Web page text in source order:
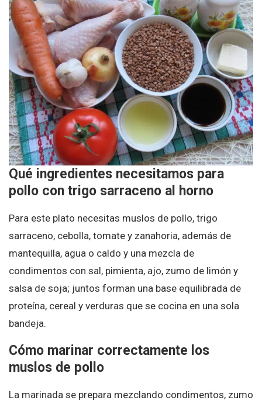
Qué ingredientes necesitamos para
pollo con trigo sarraceno al horno
Para este plato necesitas muslos de pollo, trigo
sarraceno, cebolla, tomate y zanahoria, además de
mantequilla, agua o caldo y una mezcla de
condimentos con sal, pimienta, ajo, zumo de limón y
salsa de soja; juntos forman una base equilibrada de
proteína, cereal y verduras que se cocina en una sola
bandeja.
Cómo marinar correctamente los
muslos de pollo
La marinada se prepara mezclando condimentos, zumo